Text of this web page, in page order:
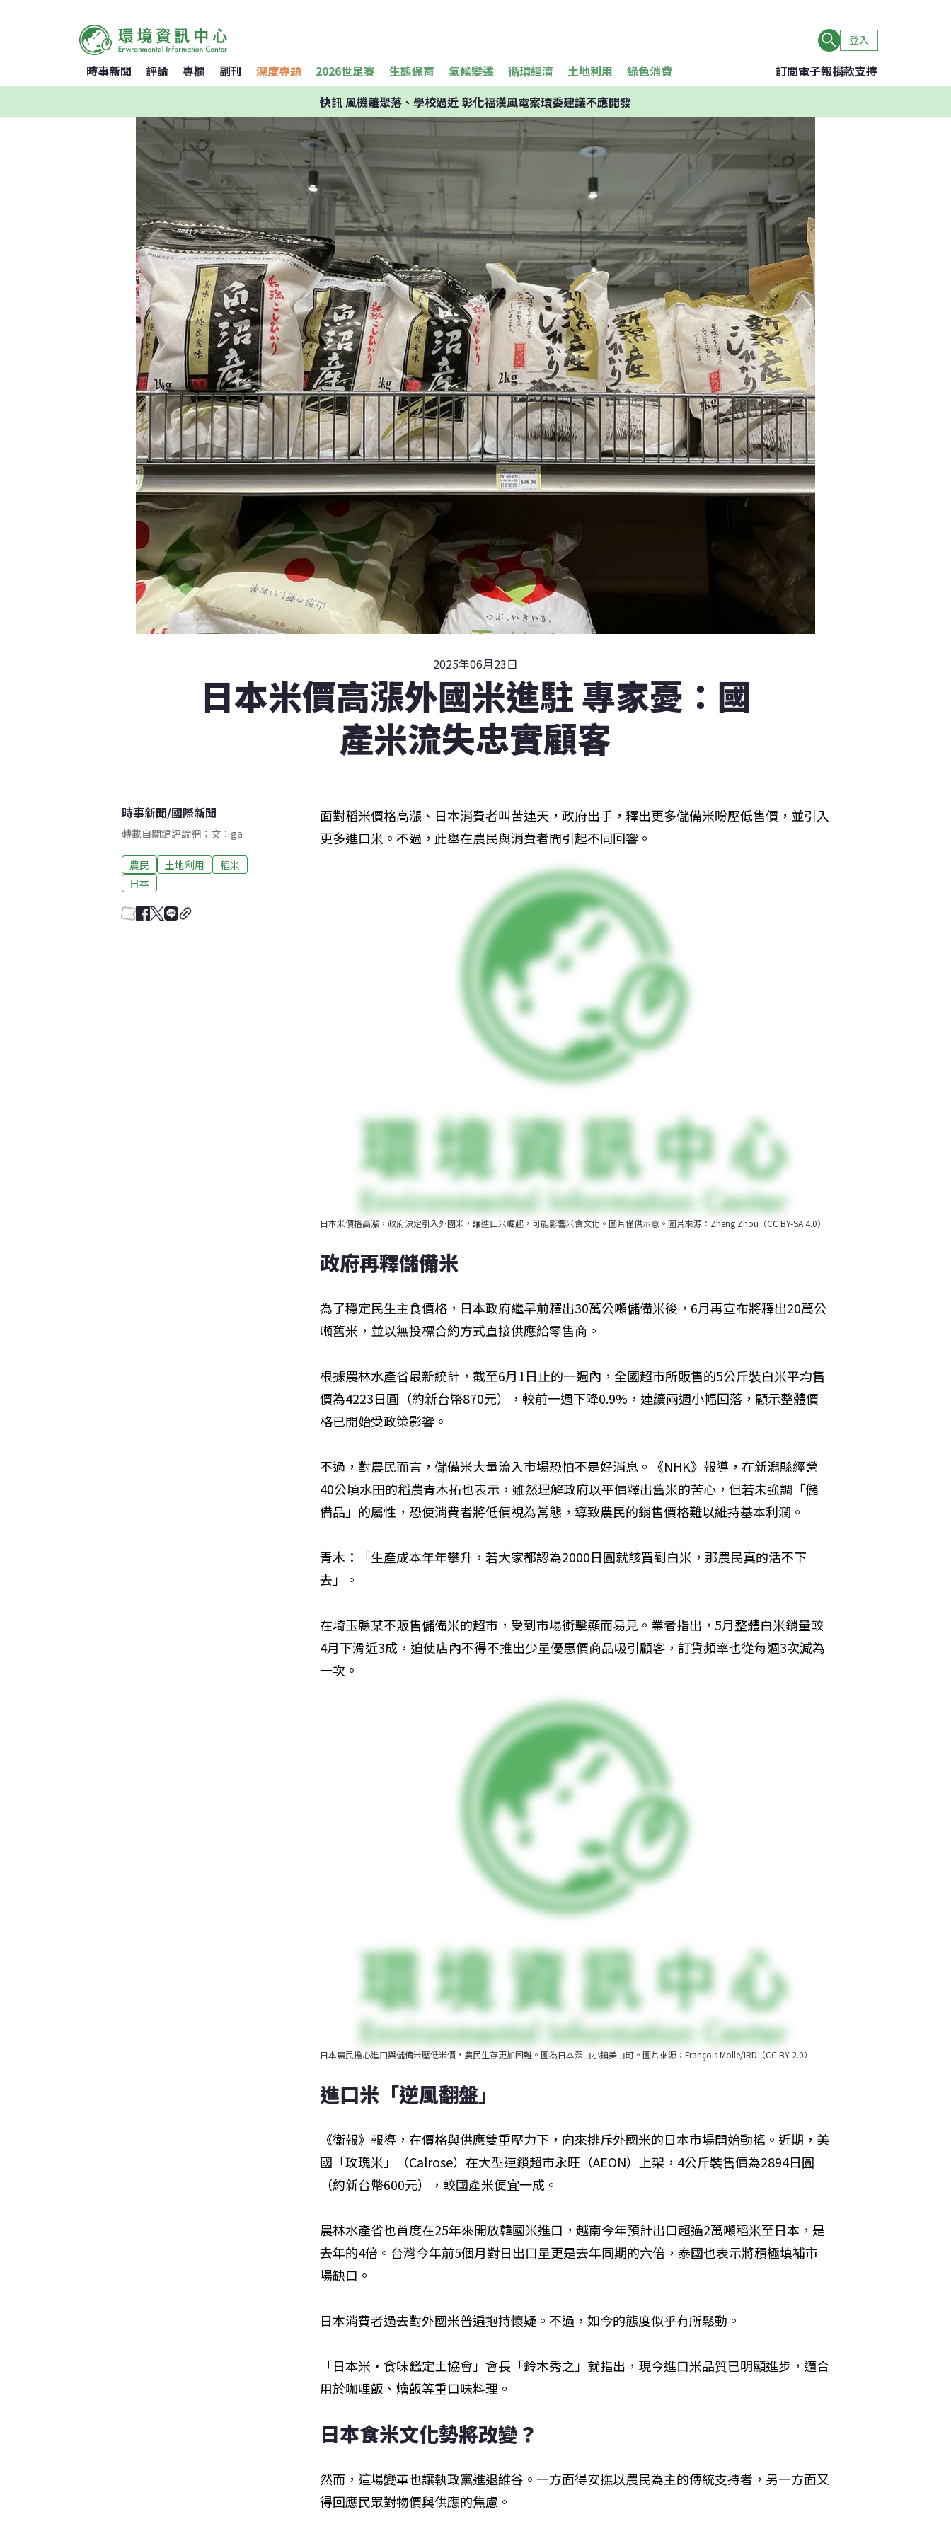
登入
時事新聞 評論 專欄 副刊 深度專題 2026世足賽 生態保育 氣候變遷 循環經濟 土地利用 綠色消費 訂閱電子報捐款支持
快訊風機離聚落、學校過近 彰化福漢風電案環委建議不應開發
2025年06月23日
日本米價高漲外國米進駐 專家憂：國
產米流失忠實顧客
時事新聞/國際新聞
轉載自關鍵評論網；文：ga
農民 土地利用
稻米
日本
面對稻米價格高漲、日本消費者叫苦連天，政府出手，釋出更多儲備米盼壓低售價，並引入
更多進口米。不過，此舉在農民與消費者間引起不同回響。
日本米價格高漲，政府決定引入外國米，讓進口米崛起，可能影響米食文化。圖片僅供示意。圖片來源：Zheng Zhou（CC BY-SA 4.0）
政府再釋儲備米
為了穩定民生主食價格，日本政府繼早前釋出30萬公噸儲備米後，6月再宣布將釋出20萬公
噸舊米，並以無投標合約方式直接供應給零售商。
根據農林水產省最新統計，截至6月1日止的一週內，全國超市所販售的5公斤裝白米平均售
價為4223日圓（約新台幣870元），較前一週下降0.9%，連續兩週小幅回落，顯示整體價
格已開始受政策影響。
不過，對農民而言，儲備米大量流入市場恐怕不是好消息。《NHK》報導，在新潟縣經營
40公頃水田的稻農青木拓也表示，雖然理解政府以平價釋出舊米的苦心，但若未強調「儲
備品」的屬性，恐使消費者將低價視為常態，導致農民的銷售價格難以維持基本利潤。
青木：「生產成本年年攀升，若大家都認為2000日圓就該買到白米，那農民真的活不下
去」。
在埼玉縣某不販售儲備米的超市，受到市場衝擊顯而易見。業者指出，5月整體白米銷量較
4月下滑近3成，迫使店內不得不推出少量優惠價商品吸引顧客，訂貨頻率也從每週3次減為
一次。
日本農民擔心進口與儲備米壓低米價，農民生存更加困難。圖為日本深山小鎮美山町。圖片來源：François Molle/IRD（CC BY 2.0）
進口米「逆風翻盤」
《衛報》報導，在價格與供應雙重壓力下，向來排斥外國米的日本市場開始動搖。近期，美
國「玫瑰米」（Calrose）在大型連鎖超市永旺（AEON）上架，4公斤裝售價為2894日圓
（約新台幣600元），較國產米便宜一成。
農林水產省也首度在25年來開放韓國米進口，越南今年預計出口超過2萬噸稻米至日本，是
去年的4倍。台灣今年前5個月對日出口量更是去年同期的六倍，泰國也表示將積極填補市
場缺口。
日本消費者過去對外國米普遍抱持懷疑。不過，如今的態度似乎有所鬆動。
「日本米・食味鑑定士協會」會長「鈴木秀之」就指出，現今進口米品質已明顯進步，適合
用於咖哩飯、燴飯等重口味料理。
日本食米文化勢將改變？
然而，這場變革也讓執政黨進退維谷。一方面得安撫以農民為主的傳統支持者，另一方面又
得回應民眾對物價與供應的焦慮。